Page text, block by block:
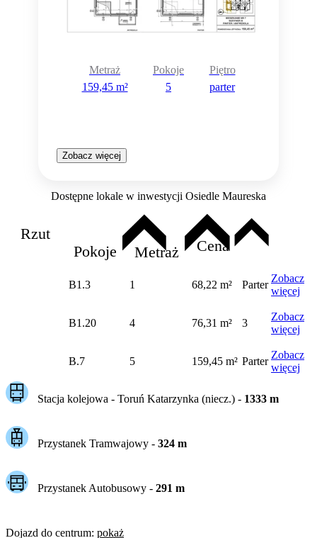
Metraż
159,45 m²
Pokoje
5
Piętro
parter
Zobacz więcej
Dostępne lokale w inwestycji Osiedle Maureska
Rzut
Pokoje
Metraż Cena
B1.3 1 68,22 m² Parter
Zobacz
więcej
B1.20 4 76,31 m² 3
Zobacz
więcej
B.7 5 159,45 m² Parter
Zobacz
więcej
Stacja kolejowa - Toruń Katarzynka (niecz.)- 1333m
Przystanek Tramwajowy - 324m
Przystanek Autobusowy - 291 m
Dojazd do centrum: pokaż